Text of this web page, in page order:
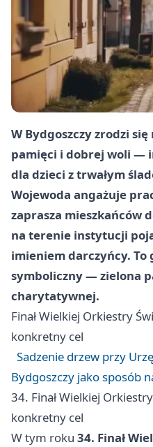
W Bydgoszczy zrodzi
pamięci i dobrej woli —
dla dzieci z trwałym
Wojewoda angażuje
zaprasza mieszkańców
na terenie instytucji
imieniem darczyńcy. To
symboliczny — zielona
charytatywnej.
Finał Wielkiej Orkiestry
konkretny cel
Sadzenie drzew przy
Bydgoszczy jako sposób
34. Finał Wielkiej
konkretny cel
W tym roku 34. Finał